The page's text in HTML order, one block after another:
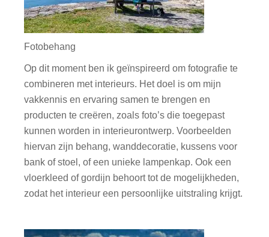
Fotobehang
Op dit moment ben ik geïnspireerd om fotografie te
combineren met interieurs. Het doel is om mijn
vakkennis en ervaring samen te brengen en
producten te creëren, zoals foto’s die toegepast
kunnen worden in interieurontwerp. Voorbeelden
hiervan zijn behang, wanddecoratie, kussens voor
bank of stoel, of een unieke lampenkap. Ook een
vloerkleed of gordijn behoort tot de mogelijkheden,
zodat het interieur een persoonlijke uitstraling krijgt.